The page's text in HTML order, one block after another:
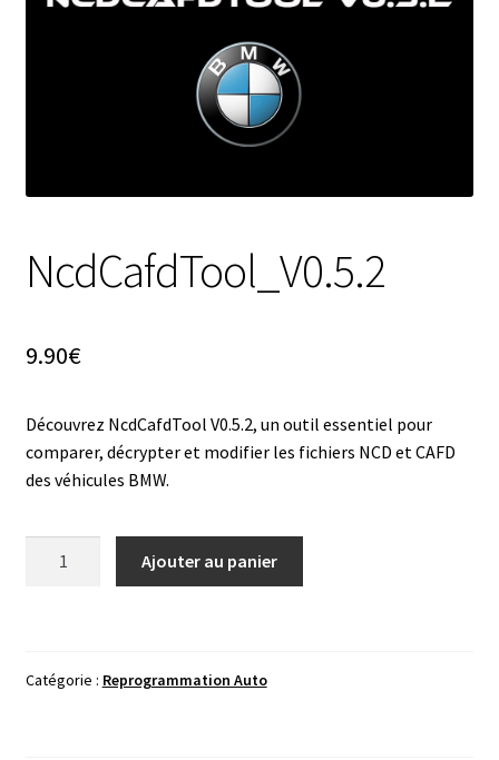
NcdCafdTool_V0.5.2
9.90€
Découvrez NcdCafdTool V0.5.2, un outil essentiel pour
comparer, décrypter et modifier les fichiers NCD et CAFD
des véhicules BMW.
Ajouter au panier
Catégorie : Reprogrammation Auto